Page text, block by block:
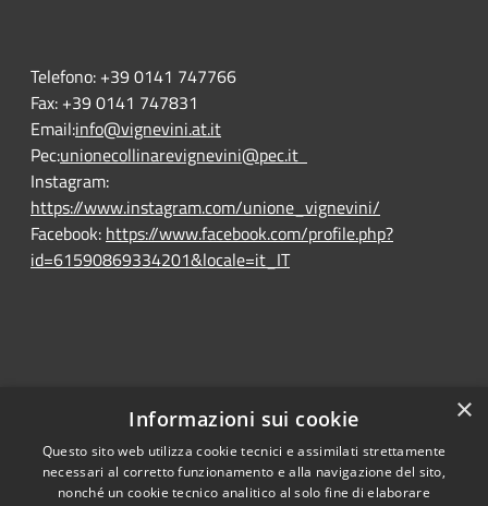
Telefono: +39 0141 747766
Fax: +39 0141 747831
Email:info@vignevini.at.it
Pec:unionecollinarevignevini@pec.it
Instagram:
https://www.instagram.com/unione_vignevini/
Facebook: https://www.facebook.com/profile.php?
id=61590869334201&locale=it_IT
RSS
Accessibility
Ente convenzionato
Astigov
×
Informazioni sui cookie
Questo sito web utilizza cookie tecnici e assimilati strettamente
necessari al corretto funzionamento e alla navigazione del sito,
nonché un cookie tecnico analitico al solo fine di elaborare